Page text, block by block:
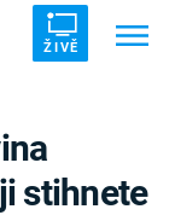
ŽIVĚ
stihnete